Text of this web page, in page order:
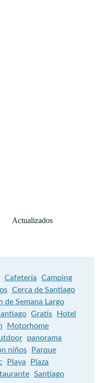
Actualizados
Cafetería
Camping
Cerca de Santiago
de Semana Largo
Gratis
Hotel
Motorhome
panorama
niños
Parque
Playa
Plaza
Santiago